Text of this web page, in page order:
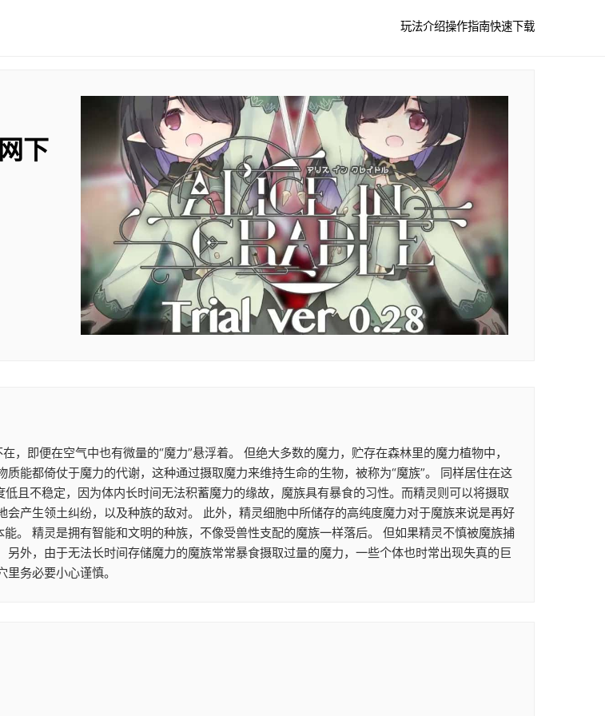
玩法介绍操作指南快速下载
下
，即便在空气中也有微量的“魔力”悬浮着。 但绝大多数的魔力，贮存在森林里的魔力植物中，
能都倚仗于魔力的代谢，这种通过摄取魔力来维持生命的生物，被称为“魔族”。 同样居住在这
且不稳定，因为体内长时间无法积蓄魔力的缘故，魔族具有暴食的习性。而精灵则可以将摄取
产生领土纠纷，以及种族的敌对。 此外，精灵细胞中所储存的高纯度魔力对于魔族来说是再好
。 精灵是拥有智能和文明的种族，不像受兽性支配的魔族一样落后。 但如果精灵不慎被魔族捕
外，由于无法长时间存储魔力的魔族常常暴食摄取过量的魔力，一些个体也时常出现失真的巨
务必要小心谨慎。